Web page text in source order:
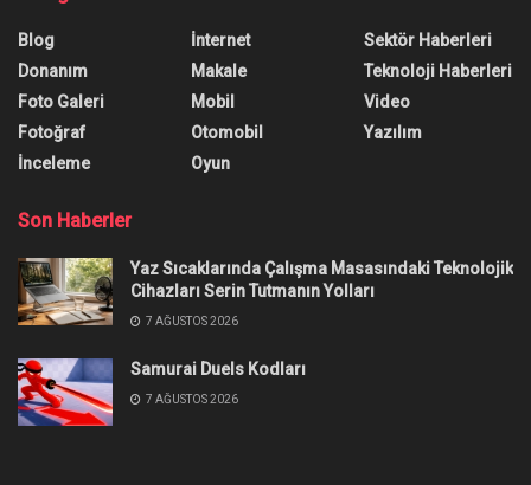
Memo Evinizdeki Tüm İşlere
Talip
Memo, ev işlerini devralma iddiasıyla geliyor.
Memo için başlatılan yeni program, robotun ev
rutinlerinden öğrenen yapısını öne çıkarıyor.
Yazar: Muhammed Kayan